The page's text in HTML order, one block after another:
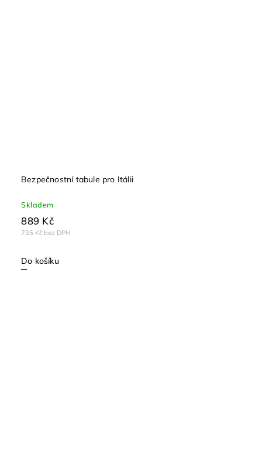
Bezpečnostní tabule pro Itálii
Skladem
735 Kč bez DPH
889 Kč
Do košíku